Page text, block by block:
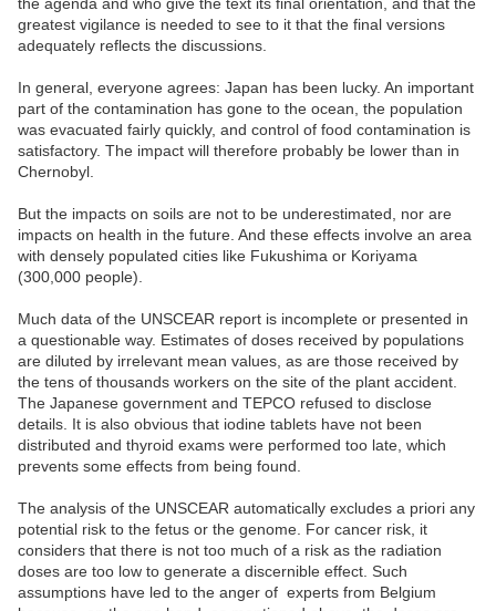
greatest vigilance is needed to see to it that the final versions
adequately reflects the discussions.
In general, everyone agrees: Japan has been lucky. An important
part of the contamination has gone to the ocean, the population
was evacuated fairly quickly, and control of food contamination is
satisfactory. The impact will therefore probably be lower than in
Chernobyl.
But the impacts on soils are not to be underestimated, nor are
impacts on health in the future. And these effects involve an area
with densely populated cities like Fukushima or Koriyama
(300,000 people).
Much data of the UNSCEAR report is incomplete or presented in
a questionable way. Estimates of doses received by populations
are diluted by irrelevant mean values, as are those received by
the tens of thousands workers on the site of the plant accident.
The Japanese government and TEPCO refused to disclose
details. It is also obvious that iodine tablets have not been
distributed and thyroid exams were performed too late, which
prevents some effects from being found.
The analysis of the UNSCEAR automatically excludes a priori any
potential risk to the fetus or the genome. For cancer risk, it
considers that there is not too much of a risk as the radiation
doses are too low to generate a discernible effect. Such
assumptions have led to the anger of experts from Belgium